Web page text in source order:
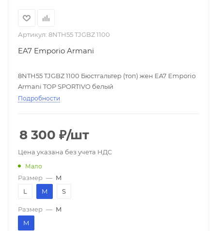
Артикул: 8NTH55 TJGBZ 1100
EA7 Emporio Armani
8NTH55 TJGBZ 1100 Бюстгальтер (топ) жен EA7 Emporio
Armani TOP SPORTIVO белый
Подробности
8 300 ₽/шт
Цена указана без учета НДС
Мало
Размер — M
L
M S
Размер — M
M